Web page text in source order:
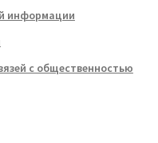
информации
с общественностью